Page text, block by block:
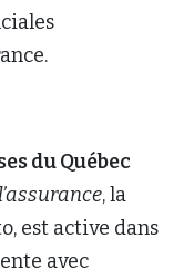
du Québec
, la
est active dans
avec